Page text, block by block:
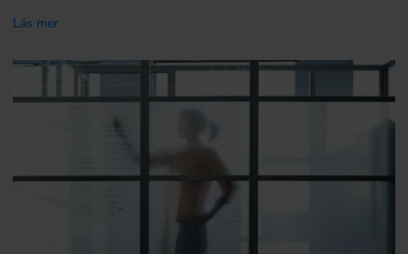
Läs mer